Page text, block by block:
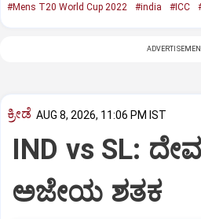
#Mens T20 World Cup 2022 #india #ICC
ಕ್ರೀಡೆ AUG 8, 2026, 11:06 PM IST
IND vs SL:
ಅಜೇಯ ಶತಕ